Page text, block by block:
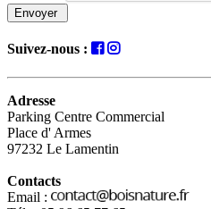
Envoyer
Suivez-nous :
Adresse
Parking Centre Commercial
Place d' Armes
97232 Le Lamentin
Contacts
Email :